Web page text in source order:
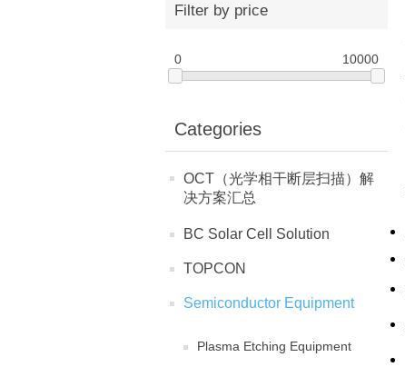
Filter by price
0 10000
Categories
OCT（光学相干断层扫描）解
决方案汇总
BC Solar Cell Solution
TOPCON
Semiconductor Equipment
Plasma Etching Equipment